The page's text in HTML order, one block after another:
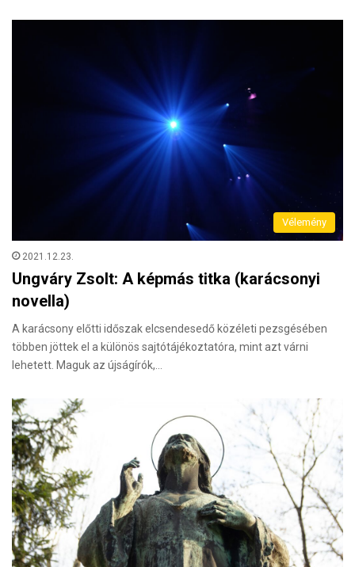
Vélemény
2021.12.23.
Ungváry Zsolt: A képmás titka (karácsonyi
novella)
A karácsony előtti időszak elcsendesedő közéleti pezsgésében
többen jöttek el a különös sajtótájékoztatóra, mint azt várni
lehetett. Maguk az újságírók,…